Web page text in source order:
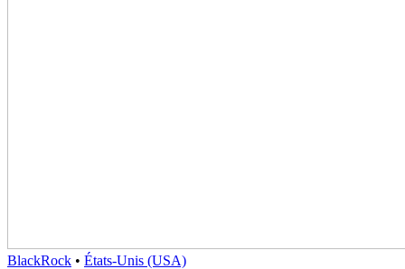
BlackRock • États-Unis (USA)